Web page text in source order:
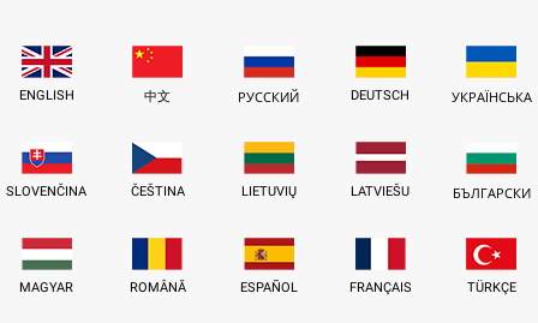
ENGLISH 中文 РУССКИЙ DEUTSCH УКРАЇНСЬКА
SLOVENČINA ČEŠTINA LIETUVIŲ LATVIEŠU БЪЛГАРСКИ
MAGYAR ROMÂNĂ ESPAÑOL FRANÇAIS TÜRKÇE